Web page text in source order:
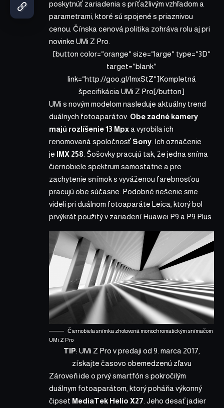
poskytnúť zariadenia s príťažlivým vzhľadom a
parametrami, ktoré sú spojené s priaznivou
cenou. Čínska cenová politika zohráva rolu aj pri
novinke UMi Z Pro
[button color=“orange“ size=“large“ type=“3D“
target=“blank“
link=“http://goo.gl/ImxStZ“]Kompletná
špecifikácia UMi Z Pro[/button]
UMi s novým modelom nasleduje aktuálny trend
duálnych fotoaparátov. Obe zadné kamery
majú rozlíšenie 13 Mpxa vyrobila ich
renomovaná spoločnosť Sony . Ich označenie
je IMX 258 . Šošovky pracujú tak, že jedna sníma
čiernobiele spektrum samostatne a pre
zachytenie snímok s vyváženou farebnosťou
pracujú obe súčasne. Podobné riešenie sme
videli pri duálnom fotoaparáte Leica, ktorý bol
prvýkrát použitý v zariadení Huawei P9 a P9 Plus.
Čiernobiela snímka zhotovená monochromatickým snímačom
UMi Z Pro
TIP: UMi Z Pro v predaji od 9. marca 2017,
získajte časovo obemedzenú zľavu
Zároveň ide o prvý smartfón s pokročilým
duálnym fotoaparátom, ktorý poháňa výkonný
čipset MediaTek Helio X27 . Jeho desať jadier